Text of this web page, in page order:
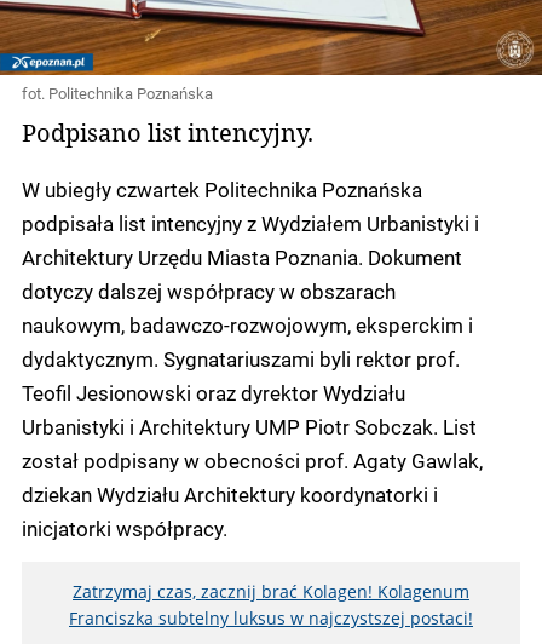
fot. Politechnika Poznańska
Podpisano list intencyjny.
W ubiegły czwartek Politechnika Poznańska
podpisała list intencyjny z Wydziałem Urbanistyki i
Architektury Urzędu Miasta Poznania. Dokument
dotyczy dalszej współpracy w obszarach
naukowym, badawczo-rozwojowym, eksperckim i
dydaktycznym. Sygnatariuszami byli rektor prof.
Teofil Jesionowski oraz dyrektor Wydziału
Urbanistyki i Architektury UMP Piotr Sobczak. List
został podpisany w obecności prof. Agaty Gawlak,
dziekan Wydziału Architektury koordynatorki i
inicjatorki współpracy.
Zatrzymaj czas, zacznij brać Kolagen! Kolagenum
Franciszka subtelny luksus w najczystszej postaci!